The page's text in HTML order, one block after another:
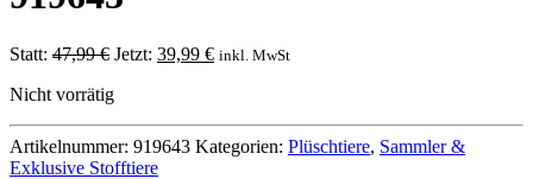
Statt: 47,99€ Ursprünglicher
war:
Jetzt: 39,99 €Aktueller
inkl. MwSt
Nicht vorrätig
Artikelnummer: 919643 Kategorien: Plüschtiere, Sammler &
Exklusive Stofftiere